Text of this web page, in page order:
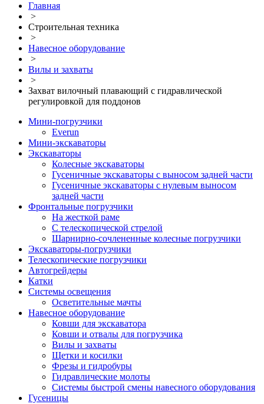
Главная
>
Строительная техника
>
Навесное оборудование
>
Вилы и захваты
>
Захват вилочный плавающий с гидравлической
регулировкой для поддонов
Мини-погрузчики
Everun
Мини-экскаваторы
Экскаваторы
Колесные экскаваторы
Гусеничные экскаваторы с выносом задней части
Гусеничные экскаваторы с нулевым выносом
задней части
Фронтальные погрузчики
На жесткой раме
С телескопической стрелой
Шарнирно-сочлененные колесные погрузчики
Экскаваторы-погрузчики
Телескопические погрузчики
Автогрейдеры
Катки
Системы освещения
Осветительные мачты
Навесное оборудование
Ковши для экскаватора
Ковши и отвалы для погрузчика
Вилы и захваты
Щетки и косилки
Фрезы и гидробуры
Гидравлические молоты
Системы быстрой смены навесного оборудования
Гусеницы